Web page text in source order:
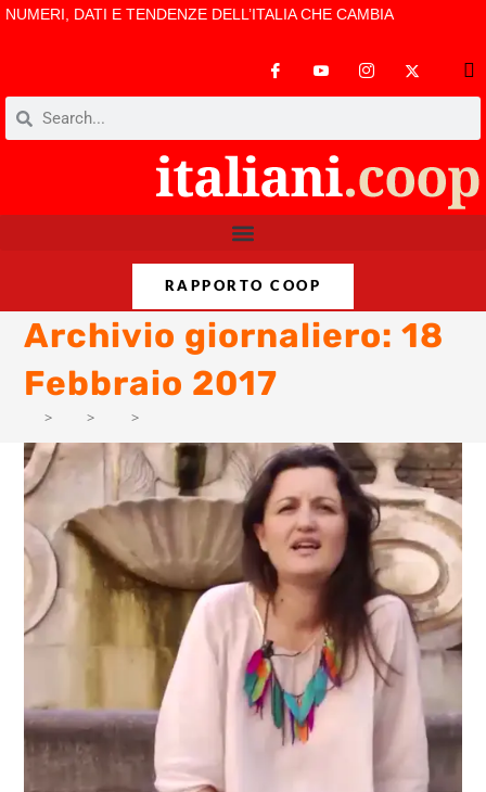
NUMERI, DATI E TENDENZE DELL’ITALIA CHE CAMBIA
RAPPORTO COOP
Archivio giornaliero: 18
Febbraio 2017
> > >